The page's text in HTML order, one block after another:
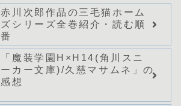
赤川次郎作品の三毛猫ホーム
ズシリーズ全巻紹介・読む順
番
「魔装学園H×H14(角川スニ
ーカー文庫)/久慈マサムネ」の
感想